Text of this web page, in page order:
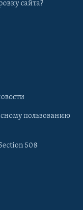
сайта?
пользованию
508